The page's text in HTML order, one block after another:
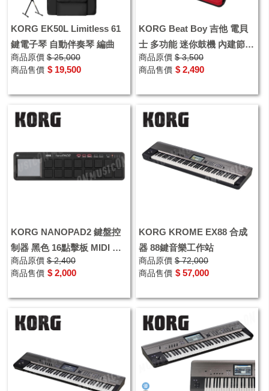
KORG EK50L Limitless 61
鍵電子琴 自動伴奏琴 編曲
商品原價 $ 25,000
商品售價 $ 19,500
KORG Beat Boy 吉他 電貝
士 多功能 迷你鼓機 內建節
奏/錄音功能/調音功能
商品原價 $ 3,500
商品售價 $ 2,490
KORG NANOPAD2 鍵盤控
制器 黑色 16點擊板 MIDI 控
制器
商品原價 $ 2,400
商品售價 $ 2,000
KORG KROME EX88 合成
器 88鍵音樂工作站
商品原價 $ 72,000
商品售價 $ 57,000